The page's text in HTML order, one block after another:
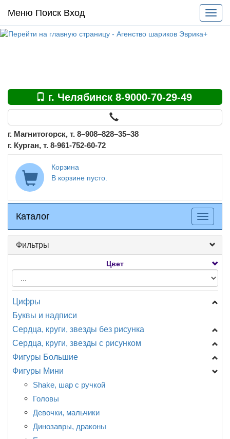
Основное
меню
по
Меню Поиск Вход
меню
г. Челябинск 8-9000-70-29-49
г. Магнитогорск, т. 8–908–828–35–38
г. Курган, т. 8-961-752-60-72
Корзина
В корзине пусто.
Каталог
Каталог
меню
Фильтры
Цвет
Цифры
Цифры Мини
Цифры на подставке
A - Анаграмм (США)
AG - Agura
F - ФлексМетал (ИСПАНИЯ)
CTI - США
GR - Италия
CN - Китай
Разное
Буквы и надписи
Сердца, круги, звезды без рисунка
Звезды
Сердца
Круги
Специальные
Сердца, круги, звезды с рисунком
День Рождения
Новорождённым
Разное
Любовь, свадьба.
Детская тематика, мультфильмы.
События, праздники.
Фигуры Большие
Головы
Девочки, мальчики...
День рождения
Еда, напитки
Животные
Фигуры Мини
Shake, шар с ручкой
Головы
Девочки, мальчики
Динозавры, драконы